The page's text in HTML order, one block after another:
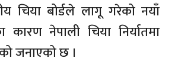
चिया बोर्डले लागू गरेको नयाँ
कारण नेपाली चिया निर्यातमा
जनाएको छ ।